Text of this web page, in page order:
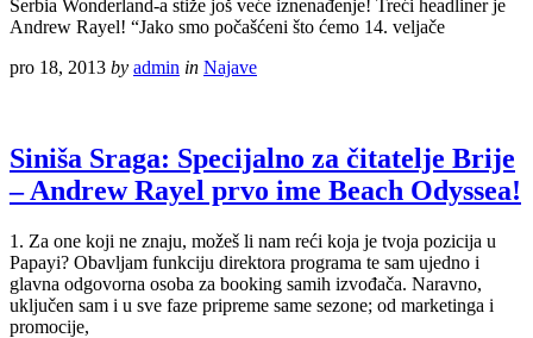
Serbia Wonderland-a stiže još veće iznenađenje! Treći headliner je
Andrew Rayel! “Jako smo počašćeni što ćemo 14. veljače
pro 18, 2013 by admin in Najave
Siniša Sraga: Specijalno za čitatelje Brije
– Andrew Rayel prvo ime Beach Odyssea!
1. Za one koji ne znaju, možeš li nam reći koja je tvoja pozicija u
Papayi? Obavljam funkciju direktora programa te sam ujedno i
glavna odgovorna osoba za booking samih izvođača. Naravno,
uključen sam i u sve faze pripreme same sezone; od marketinga i
promocije,